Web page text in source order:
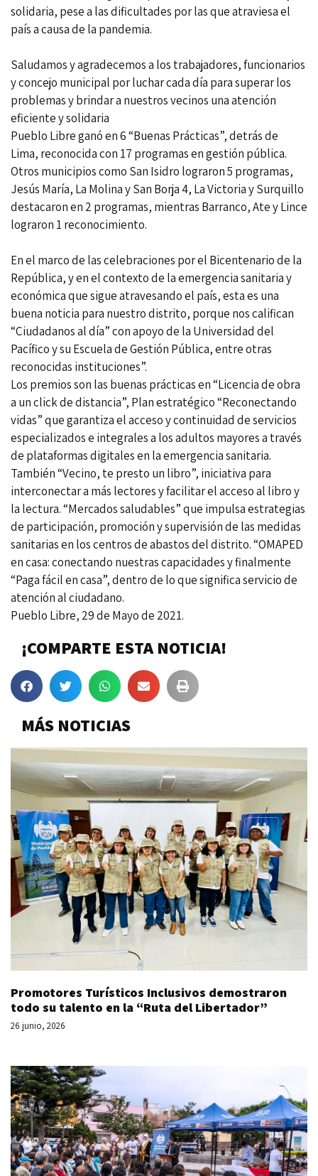
solidaria, pese a las dificultades por las que atraviesa el
país a causa de la pandemia.
Saludamos y agradecemos a los trabajadores, funcionarios
y concejo municipal por luchar cada día para superar los
problemas y brindar a nuestros vecinos una atención
eficiente y solidaria
Pueblo Libre ganó en 6 “Buenas Prácticas”, detrás de
Lima, reconocida con 17 programas en gestión pública.
Otros municipios como San Isidro lograron 5 programas,
Jesús María, La Molina y San Borja 4, La Victoria y Surquillo
destacaron en 2 programas, mientras Barranco, Ate y Lince
lograron 1 reconocimiento.
En el marco de las celebraciones por el Bicentenario de la
República, y en el contexto de la emergencia sanitaria y
económica que sigue atravesando el país, esta es una
buena noticia para nuestro distrito, porque nos califican
“Ciudadanos al día” con apoyo de la Universidad del
Pacífico y su Escuela de Gestión Pública, entre otras
reconocidas instituciones”.
Los premios son las buenas prácticas en “Licencia de obra
a un click de distancia”, Plan estratégico “Reconectando
vidas” que garantiza el acceso y continuidad de servicios
especializados e integrales a los adultos mayores a través
de plataformas digitales en la emergencia sanitaria.
También “Vecino, te presto un libro”, iniciativa para
interconectar a más lectores y facilitar el acceso al libro y
la lectura. “Mercados saludables” que impulsa estrategias
de participación, promoción y supervisión de las medidas
sanitarias en los centros de abastos del distrito. “OMAPED
en casa: conectando nuestras capacidades y finalmente
“Paga fácil en casa”, dentro de lo que significa servicio de
atención al ciudadano.
Pueblo Libre, 29 de Mayo de 2021.
¡COMPARTE ESTA NOTICIA!
MÁS NOTICIAS
Promotores Turísticos Inclusivos demostraron
todo su talento en la “Ruta del Libertador”
26 junio, 2026